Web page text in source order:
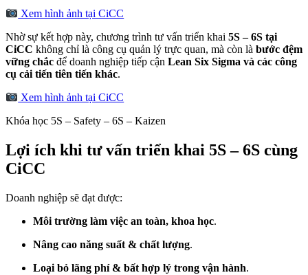
Xem hình ảnh tại CiCC
Nhờ sự kết hợp này, chương trình tư vấn triển khai 5S – 6S tại
CiCC không chỉ là công cụ quản lý trực quan, mà còn là bước đệm
vững chắc để doanh nghiệp tiếp cận Lean Six Sigma và các công
cụ cải tiến tiên tiến khác.
Xem hình ảnh tại CiCC
Khóa học 5S – Safety – 6S – Kaizen
Lợi ích khi tư vấn triển khai 5S – 6S cùng
CiCC
Doanh nghiệp sẽ đạt được:
Môi trường làm việc an toàn, khoa học.
Nâng cao năng suất & chất lượng.
Loại bỏ lãng phí & bất hợp lý trong vận hành.